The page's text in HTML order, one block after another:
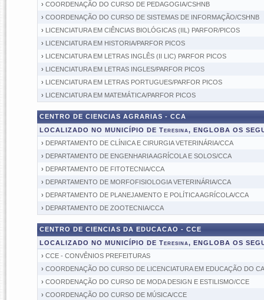
› COORDENAÇÃO DO CURSO DE PEDAGOGIA/CSHNB
› COORDENAÇÃO DO CURSO DE SISTEMAS DE INFORMAÇÃO/CSHNB
› LICENCIATURA EM CIÊNCIAS BIOLÓGICAS (IIL) PARFOR/PICOS
› LICENCIATURA EM HISTORIA/PARFOR PICOS
› LICENCIATURA EM LETRAS INGLÊS (II LIC) PARFOR PICOS
› LICENCIATURA EM LETRAS INGLES/PARFOR PICOS
› LICENCIATURA EM LETRAS PORTUGUES/PARFOR PICOS
› LICENCIATURA EM MATEMÁTICA/PARFOR PICOS
CENTRO DE CIENCIAS AGRARIAS - CCA
LOCALIZADO NO MUNICÍPIO DE Teresina, ENGLOBA OS
› DEPARTAMENTO DE CLÍNICA E CIRURGIA VETERINÁRIA/CCA
› DEPARTAMENTO DE ENGENHARIA AGRÍCOLA E SOLOS/CCA
› DEPARTAMENTO DE FITOTECNIA/CCA
› DEPARTAMENTO DE MORFOFISIOLOGIA VETERINÁRIA/CCA
› DEPARTAMENTO DE PLANEJAMENTO E POLÍTICA AGRÍCOLA/CCA
› DEPARTAMENTO DE ZOOTECNIA/CCA
CENTRO DE CIENCIAS DA EDUCACAO - CCE
LOCALIZADO NO MUNICÍPIO DE Teresina, ENGLOBA OS
› CCE - CONVÊNIOS PREFEITURAS
› COORDENAÇÃO DO CURSO DE LICENCIATURA EM EDUCAÇÃO DO
› COORDENAÇÃO DO CURSO DE MODA DESIGN E ESTILISMO/CCE
› COORDENAÇÃO DO CURSO DE MÚSICA/CCE